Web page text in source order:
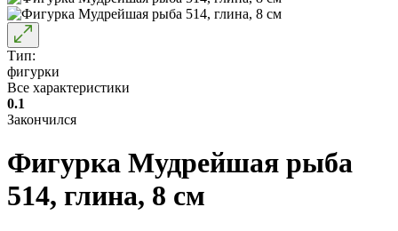
Тип:
фигурки
Все характеристики
0.1
Закончился
Фигурка Мудрейшая рыба
514, глина, 8 см